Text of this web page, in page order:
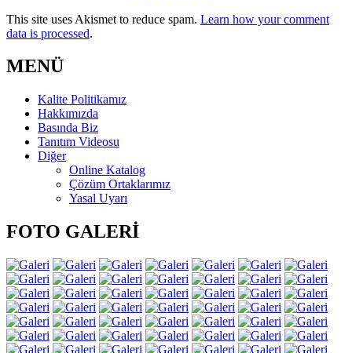
This site uses Akismet to reduce spam. Learn how your comment
data is processed.
MENÜ
Kalite Politikamız
Hakkımızda
Basında Biz
Tanıtım Videosu
Diğer
Online Katalog
Çözüm Ortaklarımız
Yasal Uyarı
FOTO GALERİ